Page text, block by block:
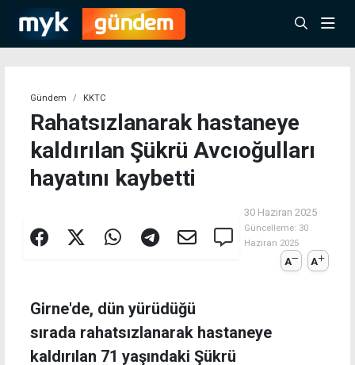
Gündem KKTC
Rahatsızlanarak hastaneye
kaldırılan Şükrü Avcıoğulları
hayatını kaybetti
30 Haziran 2025
Güncelleme: 30
Haziran 2025
A A
Girne'de, dün yürüdüğü
sırada rahatsızlanarak hastaneye
kaldırılan 71 yaşındaki Şükrü